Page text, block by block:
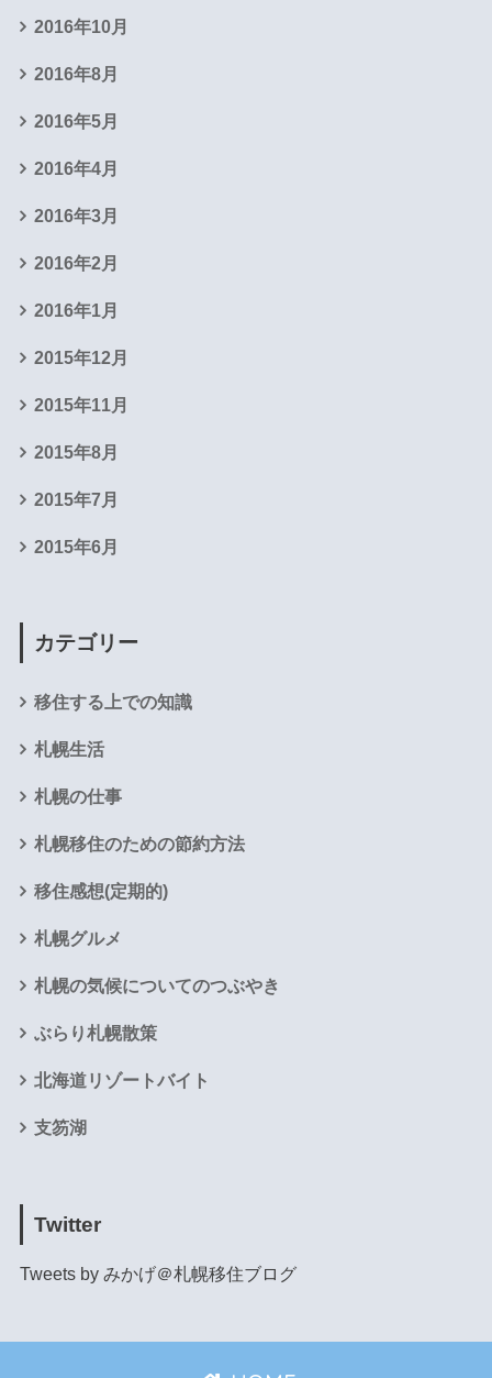
2016年10月
2016年8月
2016年5月
2016年4月
2016年3月
2016年2月
2016年1月
2015年12月
2015年11月
2015年8月
2015年7月
2015年6月
カテゴリー
移住する上での知識
札幌生活
札幌の仕事
札幌移住のための節約方法
移住感想(定期的)
札幌グルメ
札幌の気候についてのつぶやき
ぶらり札幌散策
北海道リゾートバイト
支笏湖
Twitter
Tweets by みかげ＠札幌移住ブログ